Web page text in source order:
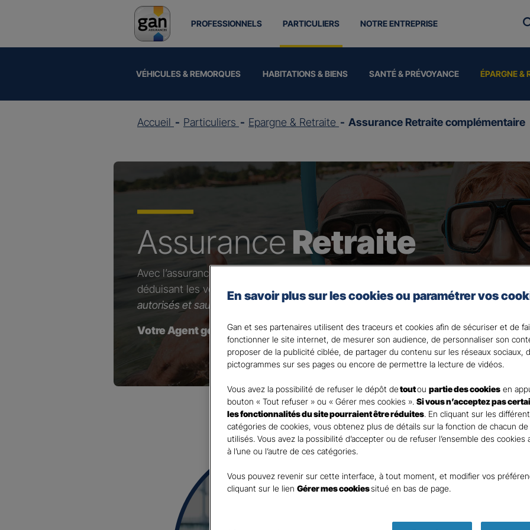
PROFESSIONNELS PARTICULIERS
VÉHICULES & REMORQUES HABITATIONS & BIENS SANTÉ & PRÉVOYANCE ÉPARGNE &
NOTRE ENTREPRISE
Accueil Particuliers Epargne & Retraite Assurance Retraite complémentaire
Assurance Retraite
Avec l’assurance Retraite Gan Assurances, complétez les revenus que vous
déduisant les versements effectués sur votre contrat de votre revenu imposable
autorisés et sauf option contraire)
.
Votre Agent général est à votre disposition pour répondre à toutes vos
Parole
d’expert !
En savoir plus sur les cookies ou paramétrer vos
Gan et ses partenaires utilisent des traceurs et cookies afin de sécuriser et de
fonctionner le site internet, de mesurer son audience, de personnaliser son
proposer de la publicité ciblée, de partager du contenu sur les réseaux sociaux,
pictogrammes sur ses pages ou encore de permettre la lecture de vidéos.
Vous avez la possibilité de refuser le dépôt detoutou partie des cookies en
bouton « Tout refuser » ou « Gérer mes cookies ». Si vous n’acceptez pas
les fonctionnalités du site pourraient être réduites. En cliquant sur les
catégories de cookies, vous obtenez plus de détails sur la fonction de chacun
utilisés. Vous avez la possibilité d’accepter ou de refuser l’ensemble des cookies
à l’une ou l’autre de ces catégories.
Vous pouvez revenir sur cette interface, à tout moment, et modifier vos
cliquant sur le lien Gérer mes cookiessitué en bas de page.